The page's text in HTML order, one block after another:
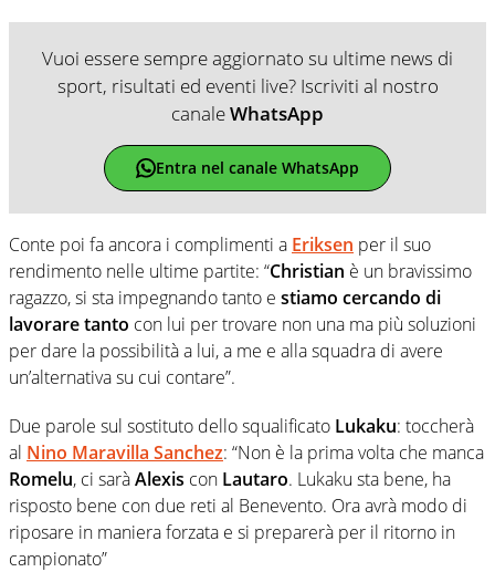
Vuoi essere sempre aggiornato su ultime news di
sport, risultati ed eventi live? Iscriviti al nostro
canaleWhatsApp
Entra nel canale WhatsApp
Conte poi fa ancora i complimenti a Eriksen per il suo
rendimento nelle ultime partite: “Christian è un bravissimo
ragazzo, si sta impegnando tanto e stiamo cercando di
lavorare tanto con lui per trovare non una ma più soluzioni
per dare la possibilità a lui, a me e alla squadra di avere
un’alternativa su cui contare”.
Due parole sul sostituto dello squalificato Lukaku: toccherà
al Nino Maravilla Sanchez: “Non è la prima volta che manca
Romelu, ci saràAlexis con Lautaro. Lukaku sta bene, ha
risposto bene con due reti al Benevento. Ora avrà modo di
riposare in maniera forzata e si preparerà per il ritorno in
campionato”